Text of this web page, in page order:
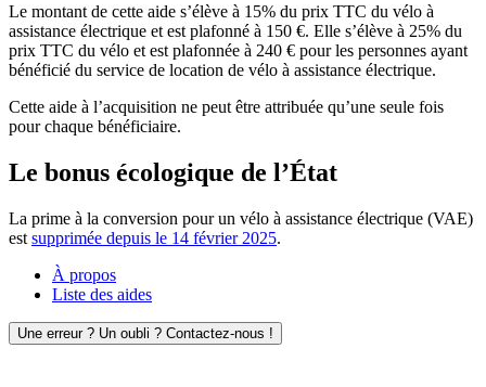
Le montant de cette aide s’élève à 15% du prix TTC du vélo à
assistance électrique et est plafonné à 150 €. Elle s’élève à 25% du
prix TTC du vélo et est plafonnée à 240 € pour les personnes ayant
bénéficié du service de location de vélo à assistance électrique.
Cette aide à l’acquisition ne peut être attribuée qu’une seule fois
pour chaque bénéficiaire.
Le bonus écologique de l’État
La prime à la conversion pour un vélo à assistance électrique (VAE)
est supprimée depuis le 14 février 2025.
À propos
Liste des aides
Une erreur ? Un oubli ? Contactez-nous !